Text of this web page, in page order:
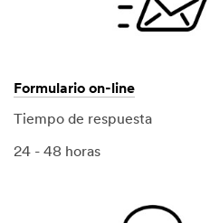
Formulario on-line
Tiempo de respuesta
24 - 48 horas